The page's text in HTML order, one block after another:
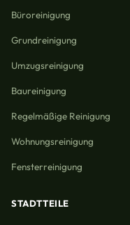
Büroreinigung
Grundreinigung
Umzugsreinigung
Baureinigung
Regelmäßige Reinigung
Wohnungsreinigung
Fensterreinigung
STADTTEILE